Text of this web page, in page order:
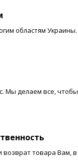
областям Украины.
Мы делаем все, чтобы
товара Вам, в